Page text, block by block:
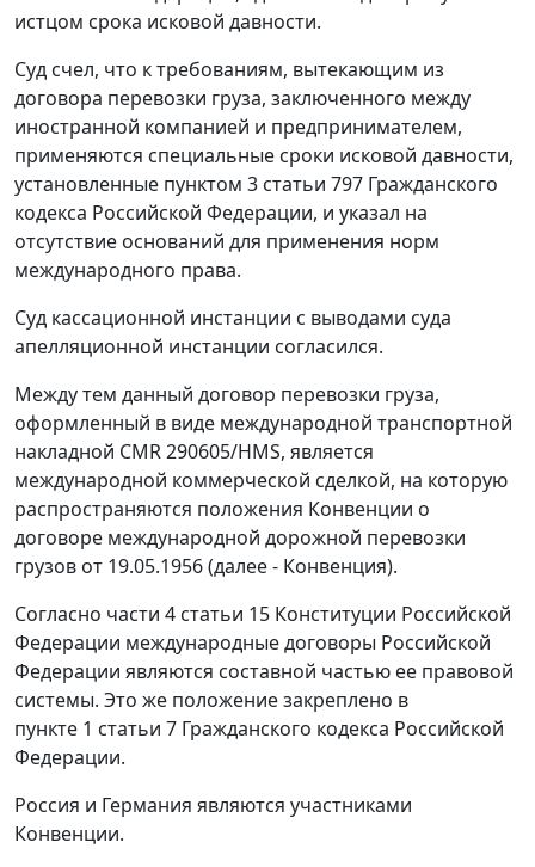
истцом срока исковой давности.
Суд счел, что к требованиям, вытекающим из
договора перевозки груза, заключенного между
иностранной компанией и предпринимателем,
применяются специальные сроки исковой давности,
установленные пунктом 3 статьи 797 Гражданского
кодекса Российской Федерации, и указал на
отсутствие оснований для применения норм
международного права.
Суд кассационной инстанции с выводами суда
апелляционной инстанции согласился.
Между тем данный договор перевозки груза,
оформленный в виде международной транспортной
накладной CMR 290605/HMS, является
международной коммерческой сделкой, на которую
распространяются положения Конвенции о
договоре международной дорожной перевозки
грузов от 19.05.1956 (далее - Конвенция).
Согласно части 4 статьи 15 Конституции Российской
Федерации международные договоры Российской
Федерации являются составной частью ее правовой
системы. Это же положение закреплено в
пункте 1 статьи 7 Гражданского кодекса Российской
Федерации.
Россия и Германия являются участниками
Конвенции.